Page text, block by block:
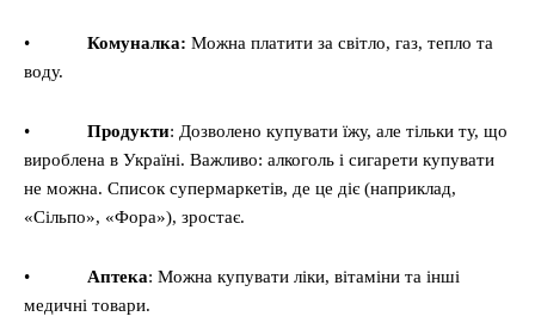
• Комуналка: Можна платити за світло, газ, тепло та
воду.
• Продукти: Дозволено купувати їжу, але тільки ту, що
вироблена в Україні. Важливо: алкоголь і сигарети купувати
не можна. Список супермаркетів, де це діє (наприклад,
«Сільпо», «Фора»), зростає.
• Аптека: Можна купувати ліки, вітаміни та інші
медичні товари.